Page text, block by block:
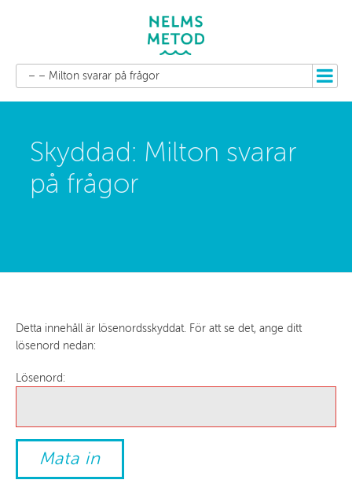
– – Milton svarar på frågor
Skyddad: Milton svarar
på frågor
Detta innehåll är lösenordsskyddat. För att se det, ange ditt
lösenord nedan:
Lösenord: